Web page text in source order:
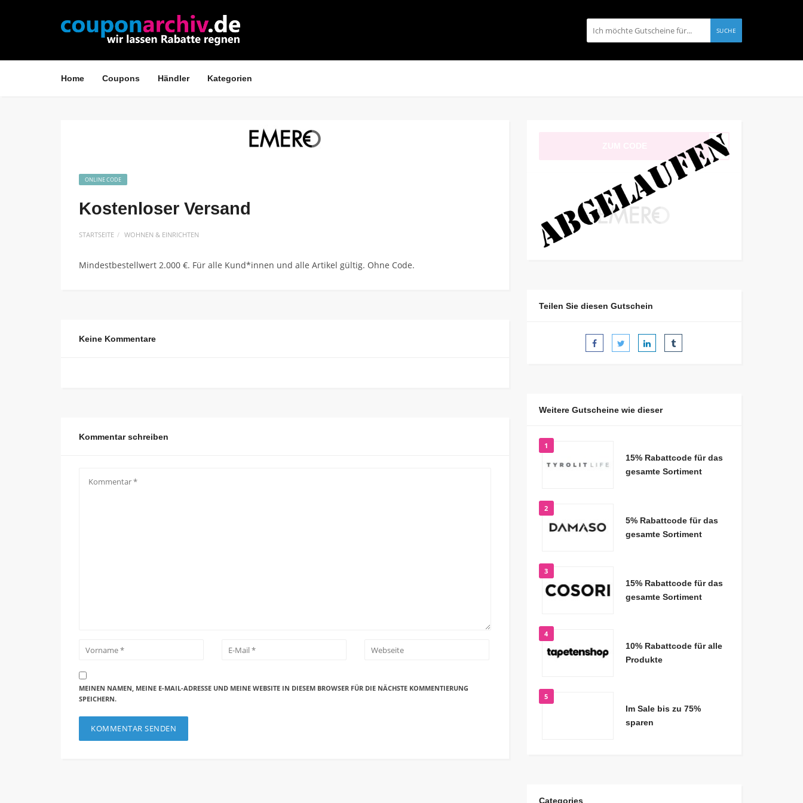
SUCHE
Home Coupons Händler Kategorien
ONLINE CODE
Kostenloser Versand
STARTSEITE WOHNEN & EINRICHTEN
Mindestbestellwert 2.000 €. Für alle Kund*innen und alle Artikel gültig. Ohne Code.
Keine Kommentare
Kommentar schreiben
MEINEN NAMEN, MEINE E-MAIL-ADRESSE UND MEINE WEBSITE IN DIESEM BROWSER FÜR DIE NÄCHSTE KOMMENTIERUNG
SPEICHERN.
Teilen Sie diesen Gutschein
Weitere Gutscheine wie dieser
1
15% Rabattcode für das
gesamte Sortiment
2
5% Rabattcode für das
gesamte Sortiment
3
15% Rabattcode für das
gesamte Sortiment
4
10% Rabattcode für alle
Produkte
5
Im Sale bis zu 75%
sparen
Categories